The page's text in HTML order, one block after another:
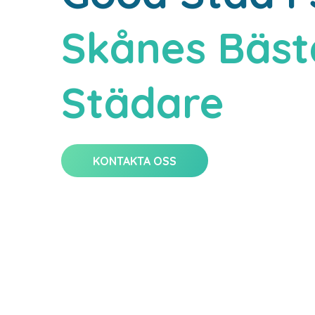
Skånes
Städare
KONTAKTA OSS